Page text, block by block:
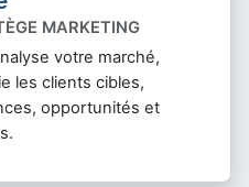
MARKETING
votre marché,
les clients cibles,
opportunités et